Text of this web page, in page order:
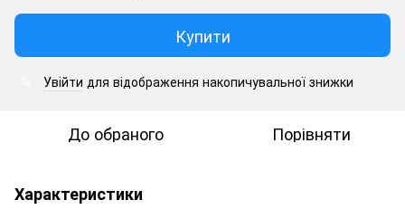
Купити
Увійти для відображення накопичувальної знижки
До обраного Порівняти
Характеристики